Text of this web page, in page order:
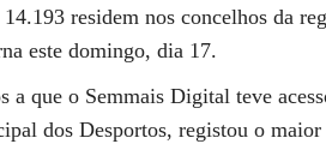
14.193 residem nos concelhos da
este domingo, dia 17.
a que o Semmais Digital teve
dos Desportos, registou o